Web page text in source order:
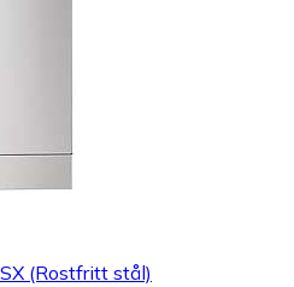
(Rostfritt stål)